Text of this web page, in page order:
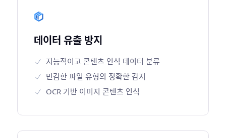
데이터 유출 방지
지능적이고 콘텐츠 인식 데이터 분류
민감한 파일 유형의 정확한 감지
OCR 기반 이미지 콘텐츠 인식